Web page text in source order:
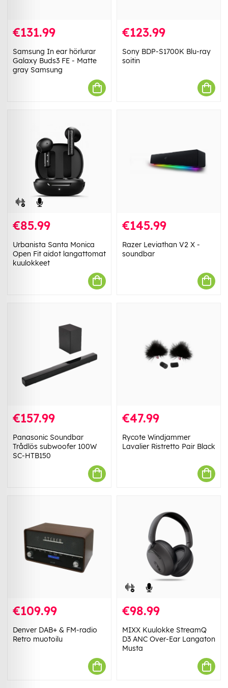
€131.99
Samsung In ear hörlurar
Galaxy Buds3 FE - Matte
gray Samsung
€123.99
Sony BDP-S1700K Blu-ray
soitin
€85.99
Urbanista Santa Monica
Open Fit aidot langattomat
kuulokkeet
€145.99
Razer Leviathan V2 X -
soundbar
€157.99
Panasonic Soundbar
Trådlös subwoofer 100W
SC-HTB150
€47.99
Rycote Windjammer
Lavalier Ristretto Pair Black
€109.99
Denver DAB+ & FM-radio
Retro muotoilu
€98.99
MIXX Kuulokke StreamQ
D3 ANC Over-Ear Langaton
Musta